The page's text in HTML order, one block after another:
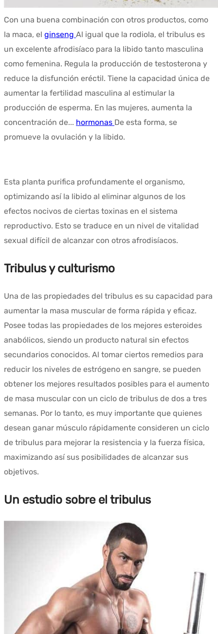
Con una buena combinación con otros productos, como
la maca, el ginseng Al igual que la rodiola, el tribulus es
un excelente afrodisíaco para la libido tanto masculina
como femenina. Regula la producción de testosterona y
reduce la disfunción eréctil. Tiene la capacidad única de
aumentar la fertilidad masculina al estimular la
producción de esperma. En las mujeres, aumenta la
concentración de... hormonas De esta forma, se
promueve la ovulación y la libido.
Esta planta purifica profundamente el organismo,
optimizando así la libido al eliminar algunos de los
efectos nocivos de ciertas toxinas en el sistema
reproductivo. Esto se traduce en un nivel de vitalidad
sexual difícil de alcanzar con otros afrodisíacos.
Tribulus y culturismo
Una de las propiedades del tribulus es su capacidad para
aumentar la masa muscular de forma rápida y eficaz.
Posee todas las propiedades de los mejores esteroides
anabólicos, siendo un producto natural sin efectos
secundarios conocidos. Al tomar ciertos remedios para
reducir los niveles de estrógeno en sangre, se pueden
obtener los mejores resultados posibles para el aumento
de masa muscular con un ciclo de tribulus de dos a tres
semanas. Por lo tanto, es muy importante que quienes
desean ganar músculo rápidamente consideren un ciclo
de tribulus para mejorar la resistencia y la fuerza física,
maximizando así sus posibilidades de alcanzar sus
objetivos.
Un estudio sobre el tribulus